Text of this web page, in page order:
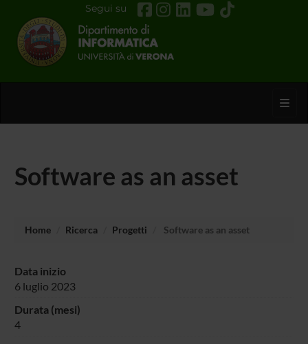
Segui su
Software as an asset
Home Ricerca Progetti Software as an asset
Data inizio
6 luglio 2023
Durata (mesi)
4